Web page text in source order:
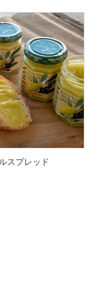
スプレッド